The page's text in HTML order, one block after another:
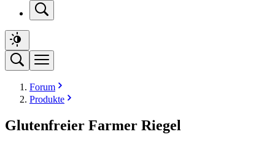
Forum
Produkte
Glutenfreier Farmer Riegel